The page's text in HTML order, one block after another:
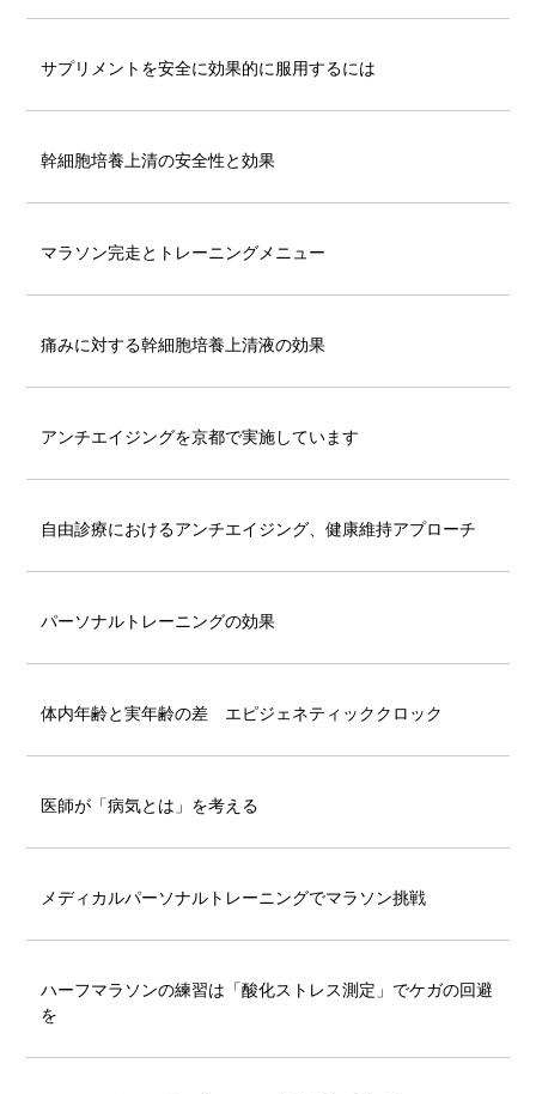
サプリメントを安全に効果的に服用するには
幹細胞培養上清の安全性と効果
マラソン完走とトレーニングメニュー
痛みに対する幹細胞培養上清液の効果
アンチエイジングを京都で実施しています
自由診療におけるアンチエイジング、健康維持アプローチ
パーソナルトレーニングの効果
体内年齢と実年齢の差 エピジェネティッククロック
医師が「病気とは」を考える
メディカルパーソナルトレーニングでマラソン挑戦
ハーフマラソンの練習は「酸化ストレス測定」でケガの回避
を